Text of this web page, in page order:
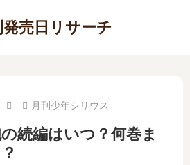
売日リサーチ
月刊少年シリウス
続編はいつ？何巻ま